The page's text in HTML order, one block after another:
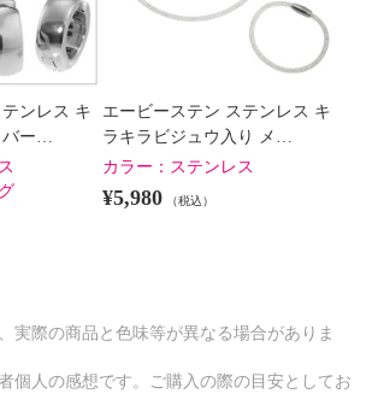
ンレス キ
バー…
エービーステン ステンレス キ
ラキラビジュウ入り メ…
カラー： ステンレス
¥5,980 （税込）
実際の商品と色味等が異なる場合がありま
個人の感想です。ご購入の際の目安としてお